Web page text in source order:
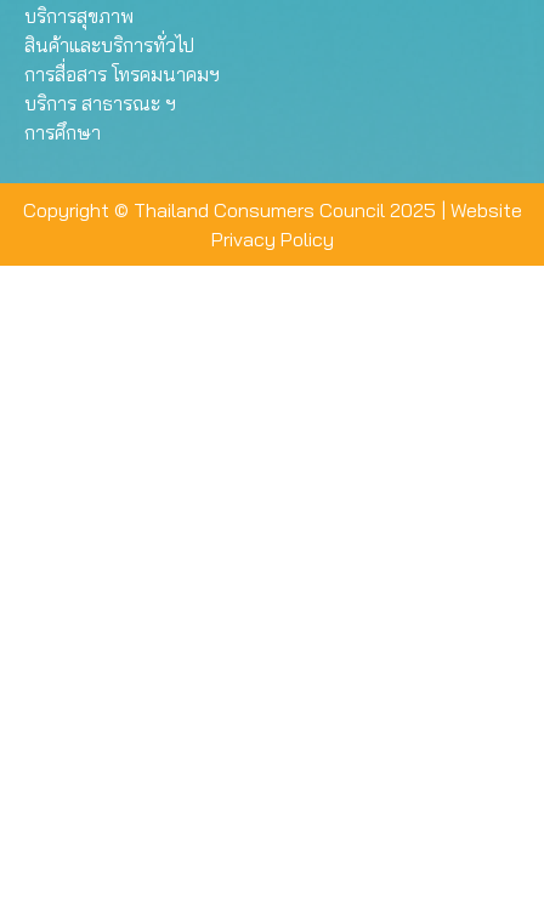
บริการสุขภาพ
สินค้าและบริการทั่วไป
การสื่อสาร โทรคมนาคมฯ
บริการ สาธารณะ ฯ
การศึกษา
Copyright © Thailand Consumers Council 2025 | Website
Privacy Policy